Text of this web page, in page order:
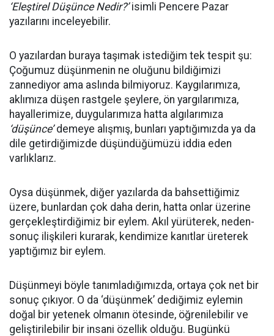
‘Eleştirel Düşünce Nedir?’isimli Pencere Pazar
yazılarını inceleyebilir.
O yazılardan buraya taşımak istediğim tek tespit şu:
Çoğumuz düşünmenin ne oluğunu bildiğimizi
zannediyor ama aslında bilmiyoruz. Kaygılarımıza,
aklımıza düşen rastgele şeylere, ön yargılarımıza,
hayallerimize, duygularımıza hatta algılarımıza
‘düşünce’demeye alışmış, bunları yaptığımızda ya da
dile getirdiğimizde düşündüğümüzü iddia eden
varlıklarız.
Oysa düşünmek, diğer yazılarda da bahsettiğimiz
üzere, bunlardan çok daha derin, hatta onlar üzerine
gerçekleştirdiğimiz bir eylem. Akıl yürüterek, neden-
sonuç ilişkileri kurarak, kendimize kanıtlar üreterek
yaptığımız bir eylem.
Düşünmeyi böyle tanımladığımızda, ortaya çok net bir
sonuç çıkıyor. O da ‘düşünmek’ dediğimiz eylemin
doğal bir yetenek olmanın ötesinde, öğrenilebilir ve
geliştirilebilir bir insani özellik olduğu. Bugünkü